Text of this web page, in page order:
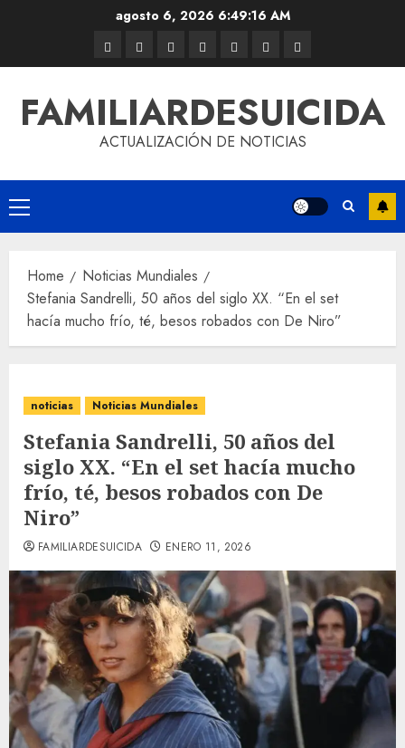
agosto 6, 2026 6:49:16 AM
FAMILIARDESUICIDA
ACTUALIZACIÓN DE NOTICIAS
Home
Noticias Mundiales
Stefania Sandrelli, 50 años del siglo XX. “En el set
hacía mucho frío, té, besos robados con De Niro”
noticias Noticias Mundiales
Stefania Sandrelli, 50 años del
siglo XX. “En el set hacía mucho
frío, té, besos robados con De
Niro”
FAMILIARDESUICIDA ENERO 11, 2026